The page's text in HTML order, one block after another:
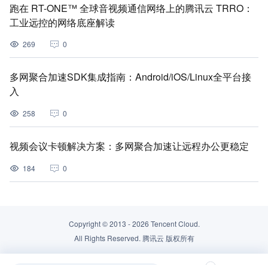
跑在 RT-ONE™ 全球音视频通信网络上的腾讯云 TRRO：
工业远控的网络底座解读
269 0
多网聚合加速SDK集成指南：Android/iOS/Linux全平台接
入
258 0
视频会议卡顿解决方案：多网聚合加速让远程办公更稳定
184 0
Copyright © 2013 -2026 Tencent Cloud.
All Rights Reserved. 腾讯云 版权所有